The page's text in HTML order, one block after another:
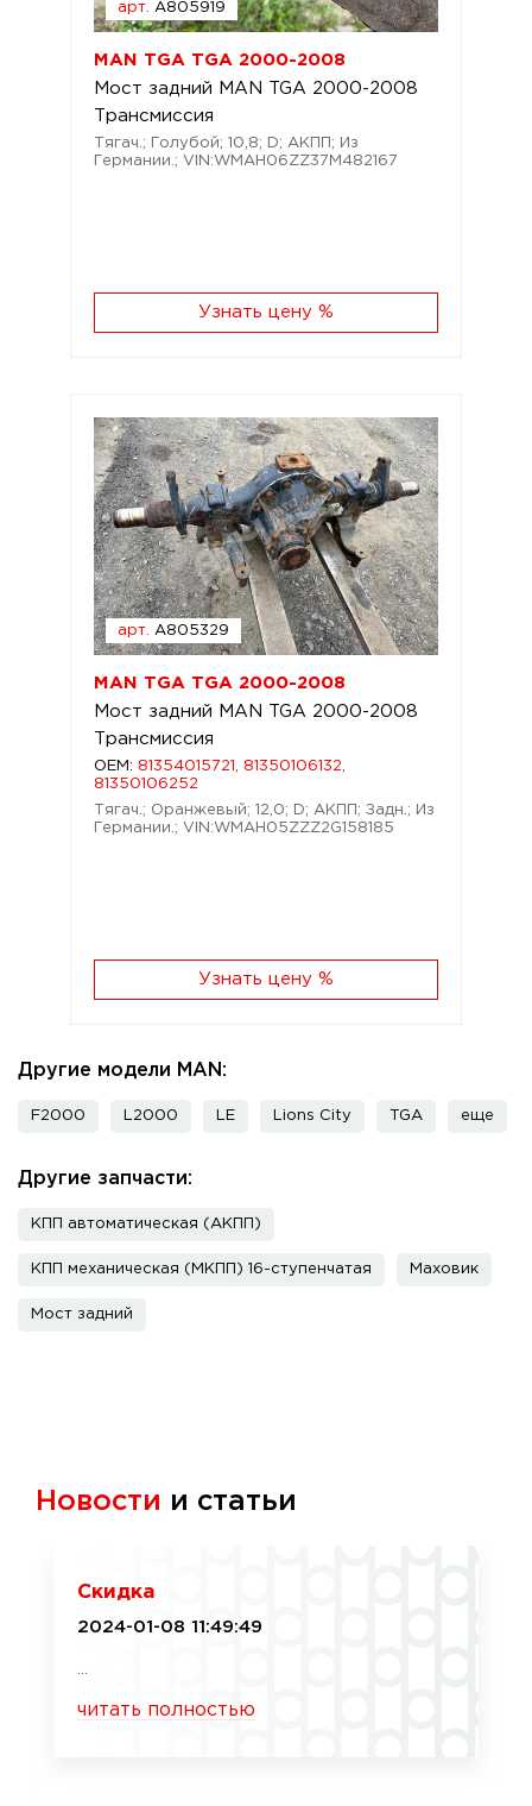
арт. A805919
MAN TGA TGA 2000-2008
Мост задний MAN TGA 2000-2008
Трансмиссия
Тягач.; Голубой; 10,8; D; АКПП; Из
Германии.; VIN:WMAH06ZZ37M482167
Узнать цену %
арт. A805329
MAN TGA TGA 2000-2008
Мост задний MAN TGA 2000-2008
Трансмиссия
OEM: 81354015721, 81350106132,
81350106252
Тягач.; Оранжевый; 12,0; D; АКПП; Задн.; Из
Германии.; VIN:WMAH05ZZZ2G158185
Узнать цену %
Другие модели MAN:
F2000 L2000 LE Lions City TGA еще
Другие запчасти:
КПП автоматическая (АКПП)
КПП механическая (МКПП) 16-ступенчатая Маховик
Мост задний
Новости и статьи
Скидка
2024-01-08 11:49:49
читать полностью